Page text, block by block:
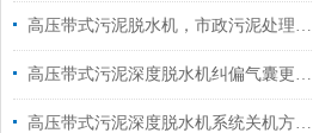
高压带式污泥脱水机，市政污泥处理的高效解决方案，含水率低于60%！
高压带式污泥深度脱水机纠偏气囊更换方法
高压带式污泥深度脱水机系统关机方法和注意事项